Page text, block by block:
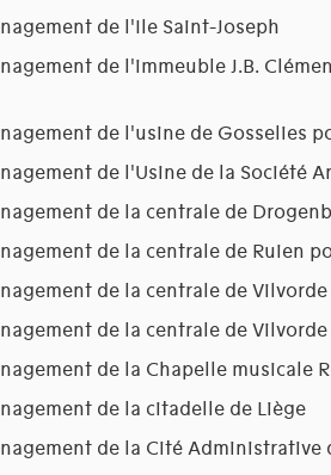
de l'Ile Saint-Joseph
de l'immeuble J.B.
de l'usine de Gosselies
de l'Usine de la Société
de la centrale de
de la centrale de Ruien
de la centrale de
de la centrale de
de la Chapelle musicale
de la citadelle de Liège
de la Cité Administrative